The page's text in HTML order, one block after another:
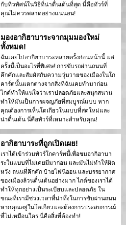
กับทิวทัศน์ในวิธีที่น่าตื่นเต้นที่สุด นี่คือทัวร์ที่
คุณไม่ควรพลาดอย่างแน่นอน!
มองอากิฮาบาระจากมุมมองใหม่
ทั้งหมด!
ฉันเคยไปอากิฮาบาระหลายครั้งก่อนหน้านี้ แต่
ครั้งนี้เป็นอะไรที่พิเศษ! การขับรถผ่านถนนที่
คึกคักและสัมผัสกับความวุ่นวายของเมืองในโก
คาร์ตนั้นแตกต่างจากสิ่งที่ฉันเคยทำมาก่อน
ไกด์ทำให้แน่ใจว่าเราปลอดภัยและสนุกสนาน
ทำให้มันเป็นการผจญภัยที่สมบูรณ์แบบ หาก
คุณต้องการเห็นโตเกียวในแบบที่สดใหม่และ
น่าตื่นเต้น นี่คือทัวร์ที่เหมาะสำหรับคุณ!
อากิฮาบาระที่ถูกเปิดเผย!
เราได้เข้าร่วมทัวร์โกคาร์ทนี้เพื่อชมอากิฮาบา
ระในแบบที่ไม่เคยมีมาก่อน และมันไม่ทำให้ผิด
หวัง ถนนที่คึกคัก ป้ายไฟนีออน และบรรยากาศ
ของเมืองล้วนตื่นเต้นอย่างมาก ไกด์ของเราได้
ทำให้ทุกอย่างเป็นระเบียบและปลอดภัย ใน
ขณะที่เรามีช่วงเวลาที่น่าทึ่งในการขับผ่านถนน
หากคุณอยู่ในโตเกียวและต้องการประสบการณ์
ที่ไม่เหมือนใคร นี่คือสิ่งที่ต้องทำ!